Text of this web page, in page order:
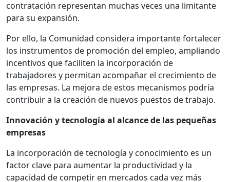
contratación representan muchas veces una limitante
para su expansión.
Por ello, la Comunidad considera importante fortalecer
los instrumentos de promoción del empleo, ampliando
incentivos que faciliten la incorporación de
trabajadores y permitan acompañar el crecimiento de
las empresas. La mejora de estos mecanismos podría
contribuir a la creación de nuevos puestos de trabajo.
Innovación y tecnología al alcance de las pequeñas
empresas
La incorporación de tecnología y conocimiento es un
factor clave para aumentar la productividad y la
capacidad de competir en mercados cada vez más